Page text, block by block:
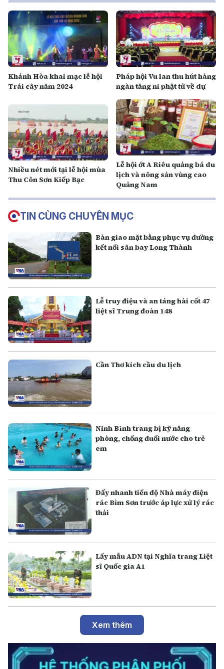
Khánh Hòa khai mạc lễ hội
Trái cây năm 2024
Pháp hội Vu lan thu hút hàng
ngàn tăng ni phật tử về dự
Nhiều nét mới tại lễ hội mùa
Thu Côn Sơn Kiếp Bạc
Lễ hội ớt A Riêu quảng bá du
lịch và nông sản vùng cao
Quảng Nam
TIN CÙNG CHUYÊN MỤC
Bàn giao mặt bằng phục vụ đường
kết nối sân bay Long Thành
Lễ truy điệu và an táng hài cốt 47
liệt sĩ Trung đoàn 148
Cần Thơ kích cầu du lịch
Ninh Bình trang bị kỹ năng
phòng, chống đuối nước cho trẻ
em
Đẩy nhanh tiến độ Nhà máy điện
rác Bỉm Sơn trước áp lực xử lý rác
thải
Lấy mẫu ADN tại Nghĩa trang Liệt
sĩ Quốc gia A1
Xem thêm